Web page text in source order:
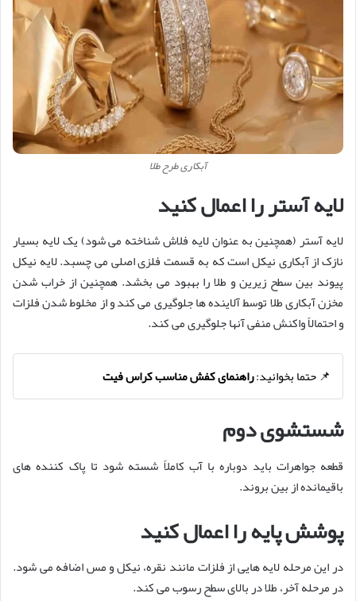
آبکاری طرح طلا
لایه آستر را اعمال کنید
لایه آستر (همچنین به عنوان لایه فلاش شناخته می شود) یک لایه بسیار
نازک از آبکاری نیکل است که به قسمت فلزی اصلی می چسبد. لایه نیکل
پیوند بین سطح زیرین و طلا را بهبود می بخشد. همچنین از خراب شدن
مخزن آبکاری طلا توسط آلاینده ها جلوگیری می کند و از مخلوط شدن فلزات
و احتمالاً واکنش منفی آنها جلوگیری می کند.
📌 حتما بخوانید:راهنمای کفش مناسب کراس فیت
شستشوی دوم
قطعه جواهرات باید دوباره با آب کاملاً شسته شود تا پاک کننده های
باقیمانده از بین بروند.
پوشش پایه را اعمال کنید
در این مرحله لایه هایی از فلزات مانند نقره، نیکل و مس اضافه می شود.
در مرحله آخر، طلا در بالای سطح رسوب می کند.